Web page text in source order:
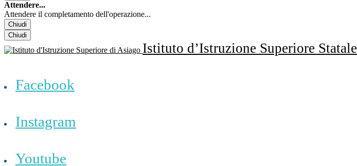
Attendere...
Attendere il completamento dell'operazione...
Chiudi
Chiudi
Istituto d’Istruzione Superiore Statale
Facebook
Instagram
Youtube